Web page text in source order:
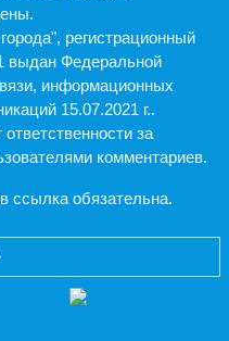
регистрационный
Федеральной
информационных
15.07.2021 г..
за
комментариев.
ссылка обязательна.